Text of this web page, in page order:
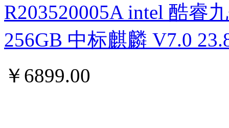
R203520005A intel 酷睿
256GB 中标麒麟 V7.0
￥ 6899.00